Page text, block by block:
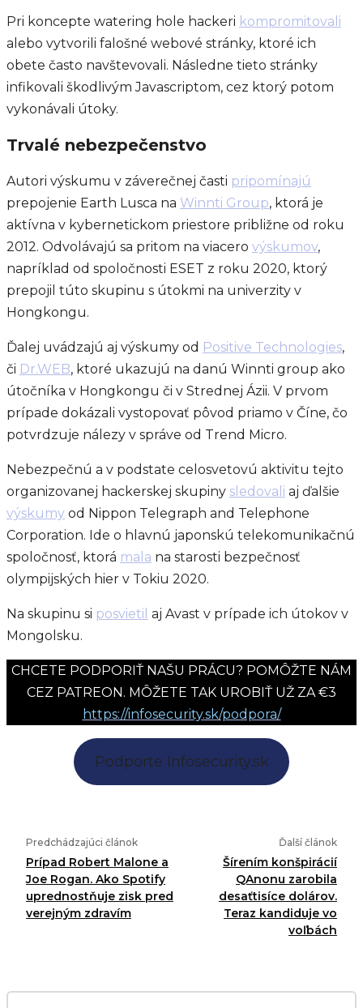
Pri koncepte watering hole hackeri kompromitovali
alebo vytvorili falošné webové stránky, ktoré ich
obete často navštevovali. Následne tieto stránky
infikovali škodlivým Javascriptom, cez ktorý potom
vykonávali útoky.
Trvalé nebezpečenstvo
Autori výskumu v záverečnej časti pripomínajú
prepojenie Earth Lusca na Winnti Group, ktorá je
aktívna v kybernetickom priestore približne od roku
2012. Odvolávajú sa pritom na viacero výskumov,
napríklad od spoločnosti ESET z roku 2020, ktorý
prepojil túto skupinu s útokmi na univerzity v
Hongkongu.
Ďalej uvádzajú aj výskumy od Positive Technologies,
či Dr.WEB, ktoré ukazujú na danú Winnti group ako
útočníka v Hongkongu či v Strednej Ázii. V prvom
prípade dokázali vystopovať pôvod priamo v Číne, čo
potvrdzuje nálezy v správe od Trend Micro.
Nebezpečnú a v podstate celosvetovú aktivitu tejto
organizovanej hackerskej skupiny sledovali aj ďalšie
výskumy od Nippon Telegraph and Telephone
Corporation. Ide o hlavnú japonskú telekomunikačnú
spoločnosť, ktorá mala na starosti bezpečnosť
olympijských hier v Tokiu 2020.
Na skupinu si posvietil aj Avast v prípade ich útokov v
Mongolsku.
CHCETE PODPORIŤ NAŠU PRÁCU? POMÔŽTE NÁM
CEZ PATREON. MÔŽETE TAK UROBIŤ UŽ ZA €3
https://infosecurity.sk/podpora/
Podporte Infosecurity.sk
Predchádzajúci článok
Prípad Robert Malone a
Joe Rogan. Ako Spotify
uprednostňuje zisk pred
verejným zdravím
Ďalší článok
Šírením konšpirácií
QAnonu zarobila
desaťtisíce dolárov.
Teraz kandiduje vo
voľbách